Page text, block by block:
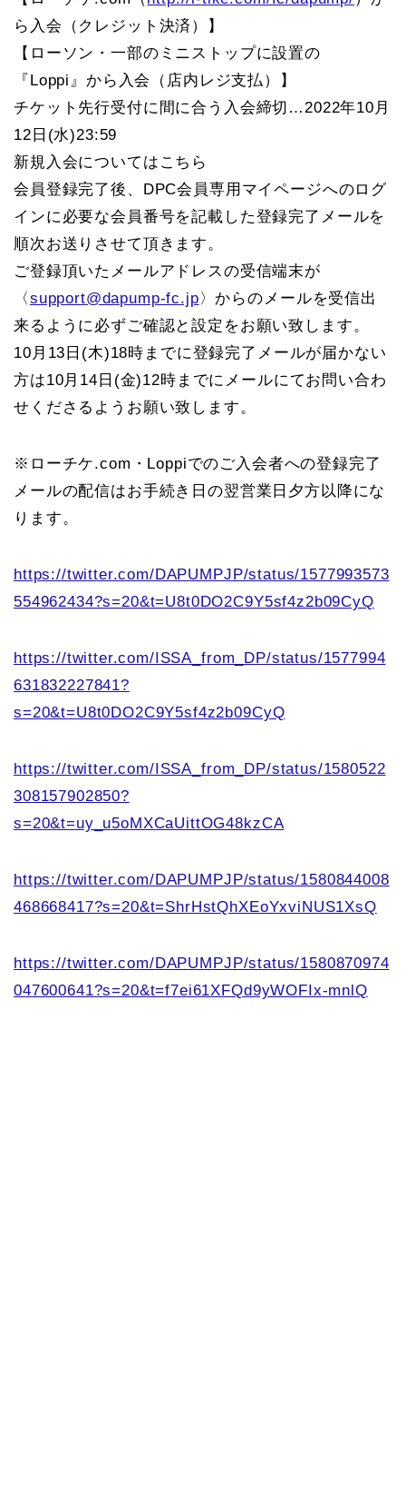
ら入会（クレジット決済）】
【ローソン・一部のミニストップに設置の
『Loppi』から入会（店内レジ支払）】
チケット先行受付に間に合う入会締切…2022年10月
12日(水)23:59
新規入会についてはこちら
会員登録完了後、DPC会員専用マイページへのログ
インに必要な会員番号を記載した登録完了メールを
順次お送りさせて頂きます。
ご登録頂いたメールアドレスの受信端末が
〈support@dapump-fc.jp〉からのメールを受信出
来るように必ずご確認と設定をお願い致します。
10月13日(木)18時までに登録完了メールが届かない
方は10月14日(金)12時までにメールにてお問い合わ
せくださるようお願い致します。
※ローチケ.com・Loppiでのご入会者への登録完了
メールの配信はお手続き日の翌営業日夕方以降にな
ります。
https://twitter.com/DAPUMPJP/status/1577993573
554962434?s=20&t=U8t0DO2C9Y5sf4z2b09CyQ
https://twitter.com/ISSA_from_DP/status/1577994
631832227841?
s=20&t=U8t0DO2C9Y5sf4z2b09CyQ
https://twitter.com/ISSA_from_DP/status/1580522
308157902850?
s=20&t=uy_u5oMXCaUittOG48kzCA
https://twitter.com/DAPUMPJP/status/1580844008
468668417?s=20&t=ShrHstQhXEoYxviNUS1XsQ
https://twitter.com/DAPUMPJP/status/1580870974
047600641?s=20&t=f7ei61XFQd9yWOFIx-mnlQ